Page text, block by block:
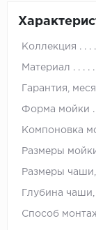
Коллекция
Материал
Гарантия,
Форма мойки
Компоновка
Размеры
Размеры
Глубина
Способ